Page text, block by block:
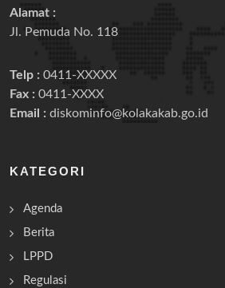
Alamat :
Jl. Pemuda No. 118
Telp : 0411-XXXXX
Fax : 0411-XXXX
Email : diskominfo@kolakakab.go.id
KATEGORI
Agenda
Berita
LPPD
Regulasi